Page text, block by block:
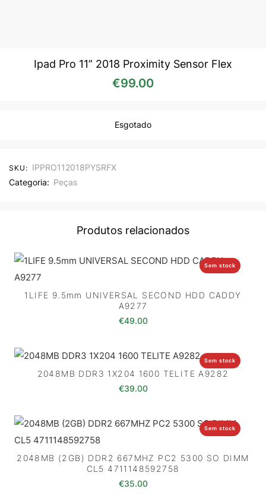
Ipad Pro 11” 2018 Proximity Sensor Flex
€99.00
Esgotado
SKU: IPPRO112018PYSRFX
Categoria: Peças
Produtos relacionados
Sem stock
1LIFE 9.5mm UNIVERSAL SECOND HDD CADDY
A9277
€49.00
Sem stock
2048MB DDR3 1X204 1600 TELITE A9282
€39.00
Sem stock
2048MB (2GB) DDR2 667MHZ PC2 5300 SO DIMM
CL5 4711148592758
€35.00